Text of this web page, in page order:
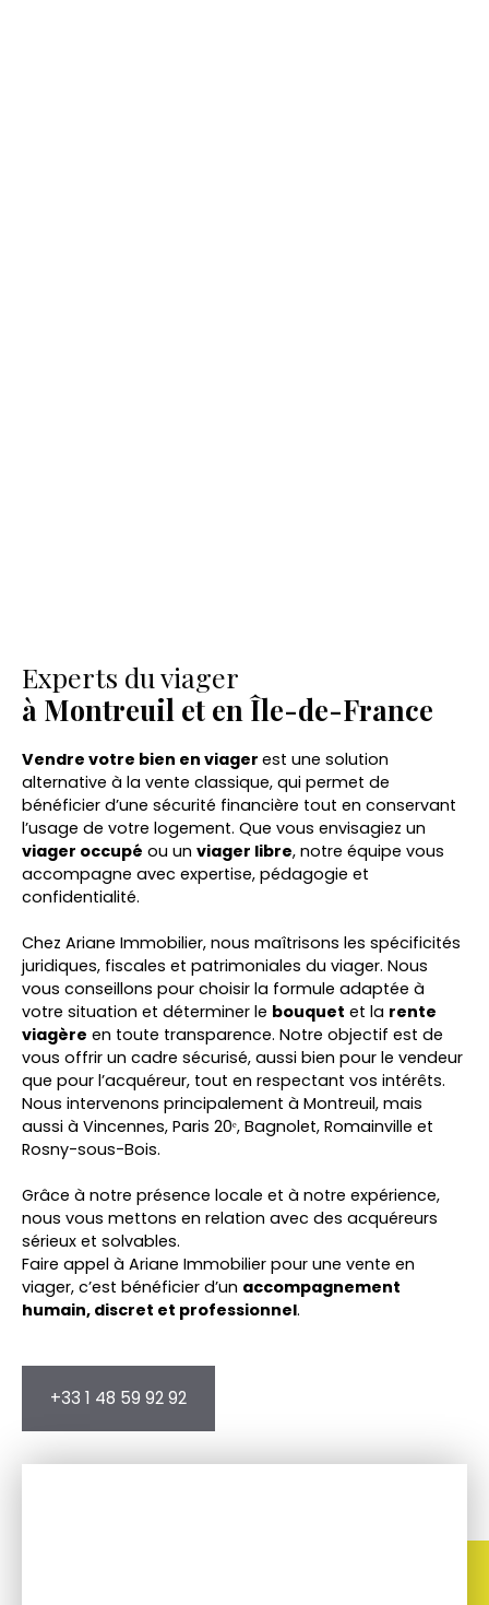
Experts du viager
à Montreuil et en Île-de-France
Vendre votre bien en viager est une solution
alternative à la vente classique, qui permet de
bénéficier d’une sécurité financière tout en conservant
l’usage de votre logement. Que vous envisagiez un
viager occupé ou un viager libre, notre équipe vous
accompagne avec expertise, pédagogie et
confidentialité.
Chez Ariane Immobilier, nous maîtrisons les spécificités
juridiques, fiscales et patrimoniales du viager. Nous
vous conseillons pour choisir la formule adaptée à
votre situation et déterminer le bouquet et la rente
viagère en toute transparence. Notre objectif est de
vous offrir un cadre sécurisé, aussi bien pour le vendeur
que pour l’acquéreur, tout en respectant vos intérêts.
Nous intervenons principalement à Montreuil, mais
aussi à Vincennes, Paris 20ᵉ, Bagnolet, Romainville et
Rosny-sous-Bois.
Grâce à notre présence locale et à notre expérience,
nous vous mettons en relation avec des acquéreurs
sérieux et solvables.
Faire appel à Ariane Immobilier pour une vente en
viager, c’est bénéficier d’un accompagnement
humain, discret et professionnel.
+33 1 48 59 92 92